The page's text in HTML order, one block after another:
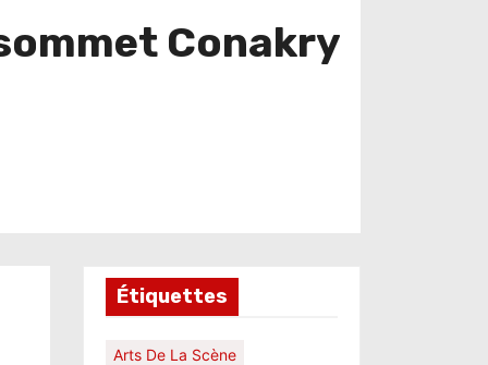
Conakry
Étiquettes
Arts De La Scène